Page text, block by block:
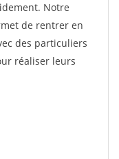
Notre
de rentrer en
des particuliers
réaliser leurs